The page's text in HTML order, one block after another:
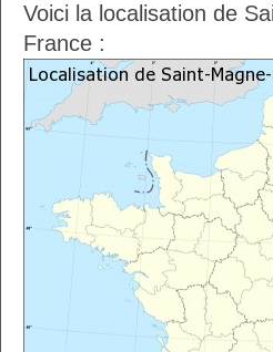
Voici la localisation de
France :